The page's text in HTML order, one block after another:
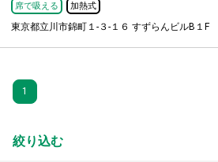
席で吸える 加熱式
東京都立川市錦町１-３-１６ すずらんビルB１F
1
絞り込む